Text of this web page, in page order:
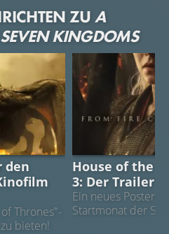
ZUA
KINGDOMS
den
Thrones"-
bieten!
HOUSE OF THE
House of the
3: Der Trailer
Ein neues Poster
Startmonat der